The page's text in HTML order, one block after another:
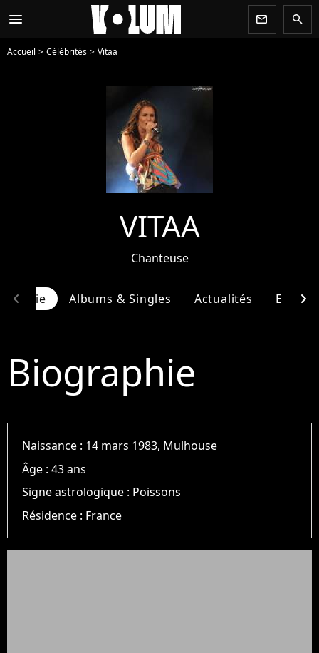
menu newsletter search
Accueil Célébrités Vitaa
VITAA
Chanteuse
Albums & Singles Actualités
chevron_left chevron_right
Biographie
Naissance : 14 mars 1983, Mulhouse
Âge :43 ans
Signe astrologique : Poissons
Résidence : France